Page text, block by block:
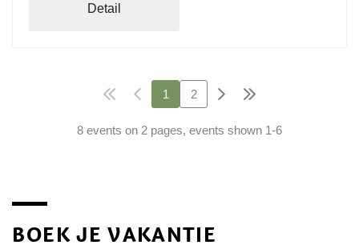
Detail
1 2
8 events on 2 pages, events shown 1-6
BOEK JE VAKANTIE